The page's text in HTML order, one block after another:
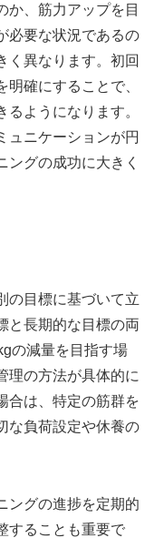
か、筋力アップを目
必要な状況であるの
く異なります。初回
確にすることで、
るようになります。
ュニケーションが円
ングの成功に大きく
の目標に基づいて立
と長期的な目標の両
の減量を目指す場
理の方法が具体的に
合は、特定の筋群を
な負荷設定や休養の
ングの進捗を定期的
することも重要で